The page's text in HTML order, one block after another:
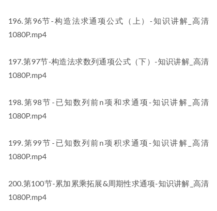
​196​.第96节-构造法求通项公式（上）-知识讲解_高清
1080P​​.mp4
​197​.第97节-构造法求数列通项公式（下）-知识讲解_高清
1080P​​.mp4
​198​.第98节-已知数列前n项和求通项-知识讲解_高清
1080P​​.mp4
​199​.第99节-已知数列前n项积求通项-知识讲解_高清
1080P​​.mp4
​200​.第100节-累加累乘拓展&周期性求通项-知识讲解_高清
1080P​​.mp4